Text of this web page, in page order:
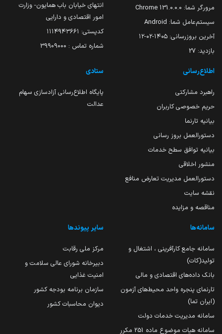
مرورگر شما: 131.0.0.0 Chrome
سیستم‌عامل شما: Android
آخرین بروزرسانی: ۱۴۰۵-۰۲-۱۲
بازدید: 27
انتهای خیابان باب همایون- وزارت
امور اقتصادی و دارایی
کدپستی: ۱۱۱۴۹۴۳۶۶۱
شماره تماس : 39909000
اطلاع‌رسانی
راهبرد مشارکتی
حریم خصوصی کاربران
بیانیه تارنما
دستورالعمل بروز رسانی
بیانیه توافق سطح خدمات
منشور اخلاقی
دستورالعمل مدیریت تعارض منافع
نقشه سایت
مناقصه و مزایده
ستادی
پایگاه اطلاع‌رسانی آزادسازی سهام
عدالت
سامانه‌ها
سامانه جامع کارآفرینی ، اشتغال و
تولید(کات)
بانک داده‌های اقتصادی و مالی
تارنمای پنجره واحد محیط‌های آزمون
(ایران تما)
سامانه مدیریت خدمات دولت
سامانه هیات موضوع ماده 251 مکرر
سایر پیوندها
مرکز ملی رقابت
دبیرخانه شورای عالی سلامت و
امنیت غذایی
سازمان برنامه بودجه کشور
دیوان محاسبات کشور